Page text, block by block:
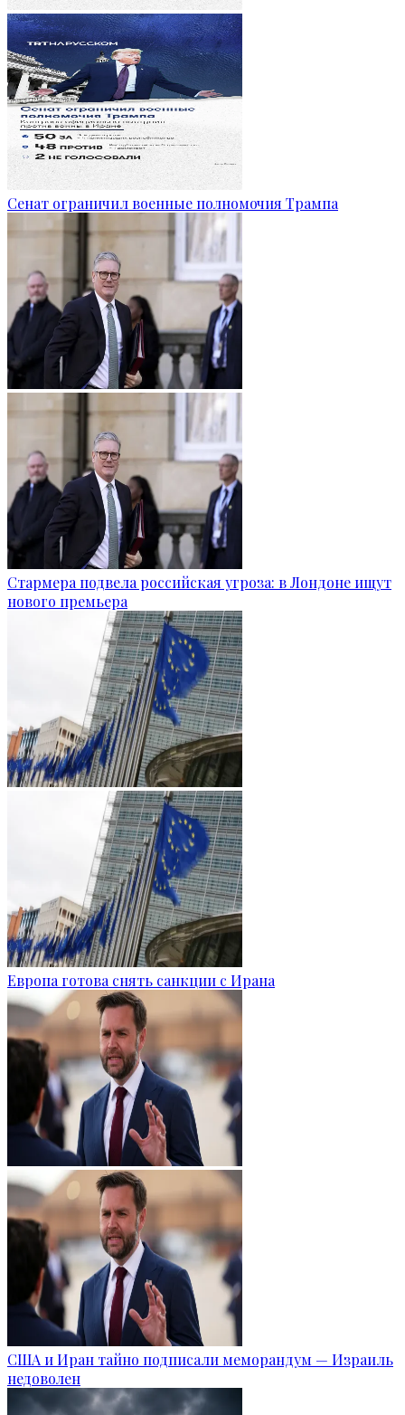
Сенат ограничил военные полномочия Трампа
Стармера подвела российская угроза: в Лондоне ищут
нового премьера
Европа готова снять санкции с Ирана
США и Иран тайно подписали меморандум — Израиль
недоволен